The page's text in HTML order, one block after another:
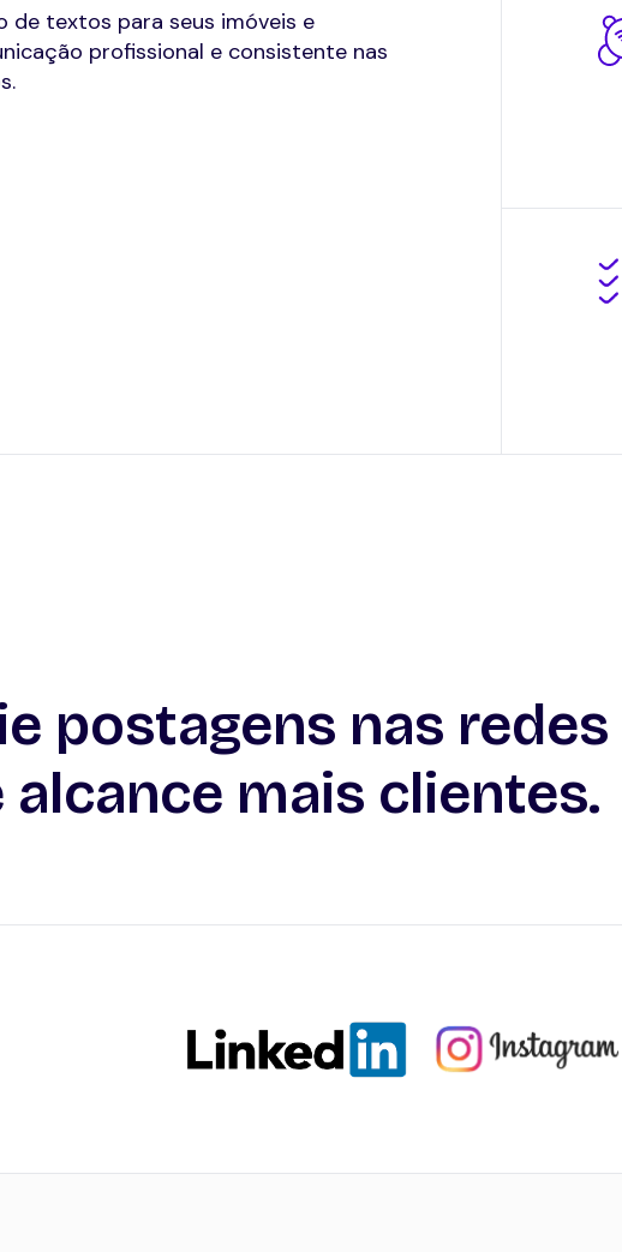
de textos para seus imóveis e
profissional e consistente nas
postagens nas
alcance mais clientes.